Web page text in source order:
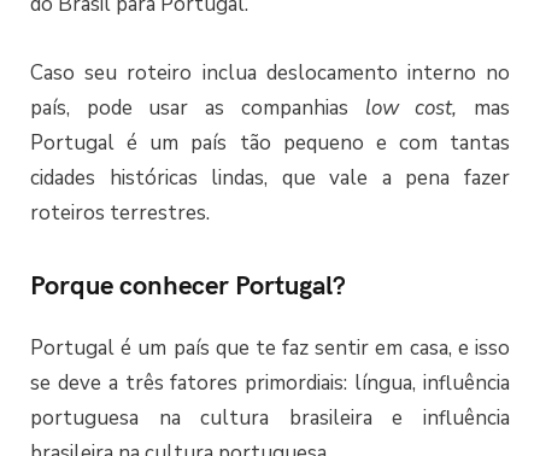
Caso seu roteiro inclua deslocamento interno no
país, pode usar as companhias low cost, mas
Portugal é um país tão pequeno e com tantas
cidades históricas lindas, que vale a pena fazer
roteiros terrestres.
Porque conhecer Portugal?
Portugal é um país que te faz sentir em casa, e isso
se deve a três fatores primordiais: língua, influência
portuguesa na cultura brasileira e influência